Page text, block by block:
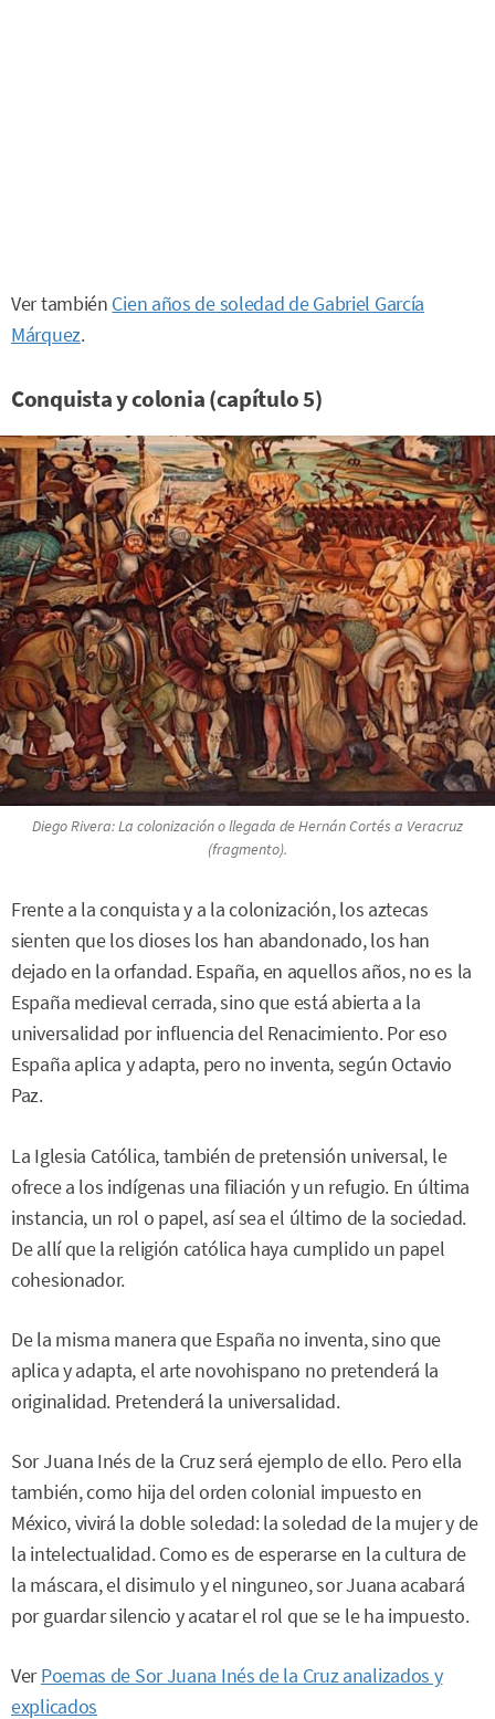
Ver también Cien años de soledad de Gabriel García
Márquez.
Conquista y colonia (capítulo 5)
Diego Rivera:La colonización o llegada de Hernán Cortés a Veracruz
(fragmento).
Frente a la conquista y a la colonización, los aztecas
sienten que los dioses los han abandonado, los han
dejado en la orfandad. España, en aquellos años, no es la
España medieval cerrada, sino que está abierta a la
universalidad por influencia del Renacimiento. Por eso
España aplica y adapta, pero no inventa, según Octavio
Paz.
La Iglesia Católica, también de pretensión universal, le
ofrece a los indígenas una filiación y un refugio. En última
instancia, un rol o papel, así sea el último de la sociedad.
De allí que la religión católica haya cumplido un papel
cohesionador.
De la misma manera que España no inventa, sino que
aplica y adapta, el arte novohispano no pretenderá la
originalidad. Pretenderá la universalidad.
Sor Juana Inés de la Cruz será ejemplo de ello. Pero ella
también, como hija del orden colonial impuesto en
México, vivirá la doble soledad: la soledad de la mujer y de
la intelectualidad. Como es de esperarse en la cultura de
la máscara, el disimulo y el ninguneo, sor Juana acabará
por guardar silencio y acatar el rol que se le ha impuesto.
VerPoemas de Sor Juana Inés de la Cruz analizados y
explicados